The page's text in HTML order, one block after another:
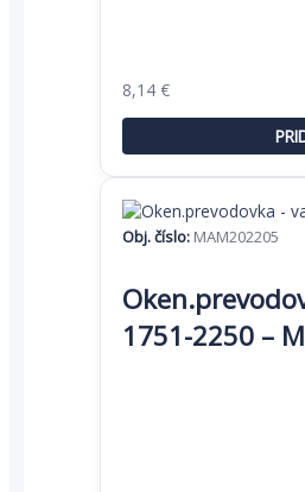
Pôvodná
12,53 €.
8,14 €Aktuálna
8,14 €.
Obj. číslo: MAM202205
1751-2250 –